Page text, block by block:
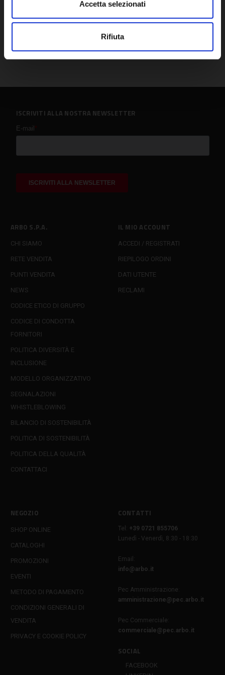
Accetta selezionati
Rifiuta
ARBO S.P.A.
CHI SIAMO
RETE VENDITA
PUNTI VENDITA
NEWS
CODICE ETICO DI GRUPPO
CODICE DI CONDOTTA
FORNITORI
POLITICA DIVERSITÀ E
INCLUSIONE
MODELLO ORGANIZZATIVO
SEGNALAZIONI
WHISTLEBLOWING
BILANCIO DI SOSTENIBILITÀ
POLITICA DI SOSTENIBILITÀ
POLITICA DELLA QUALITÀ
CONTATTACI
IL MIO ACCOUNT
ACCEDI / REGISTRATI
RIEPILOGO ORDINI
DATI UTENTE
RECLAMI
NEGOZIO
SHOP ONLINE
CATALOGHI
PROMOZIONI
EVENTI
METODO DI PAGAMENTO
CONDIZIONI GENERALI DI
VENDITA
PRIVACY E COOKIE POLICY
CONTATTI
Tel:
+39 0721 855706
Lunedì - Venerdì, 8:30 - 18:30
Email:
info@arbo.it
Pec Amministrazione:
amministrazione@pec.arbo.it
Pec Commerciale:
commerciale@pec.arbo.it
SOCIAL
FACEBOOK
ISCRIVITI ALLA NOSTRA NEWSLETTER